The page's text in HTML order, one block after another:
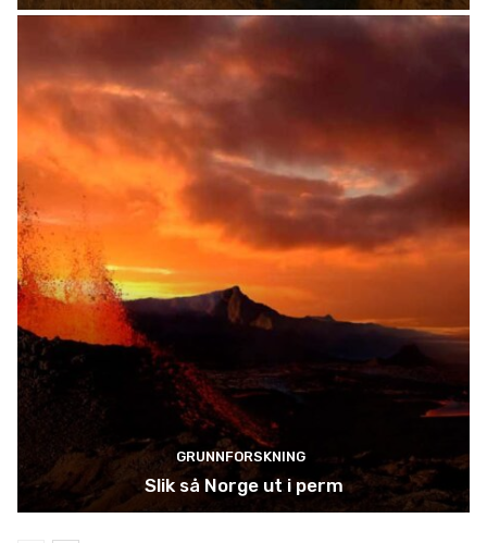
GRUNNFORSKNING
Slik så Norge ut i perm